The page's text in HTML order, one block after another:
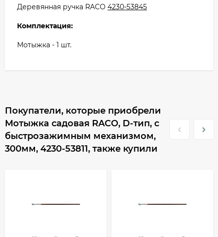
Деревянная ручка RACO 4230-53845
Комплектация:
Мотыжка - 1 шт.
Покупатели, которые приобрели
Мотыжка садовая RACO, D-тип, с
быстрозажимным механизмом,
300мм, 4230-53811, также купили